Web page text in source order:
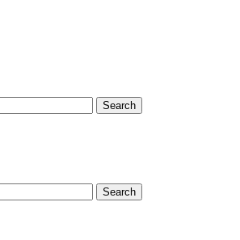
Search
Search